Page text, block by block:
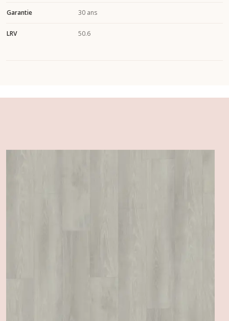
Garantie 30 ans
LRV 50.6